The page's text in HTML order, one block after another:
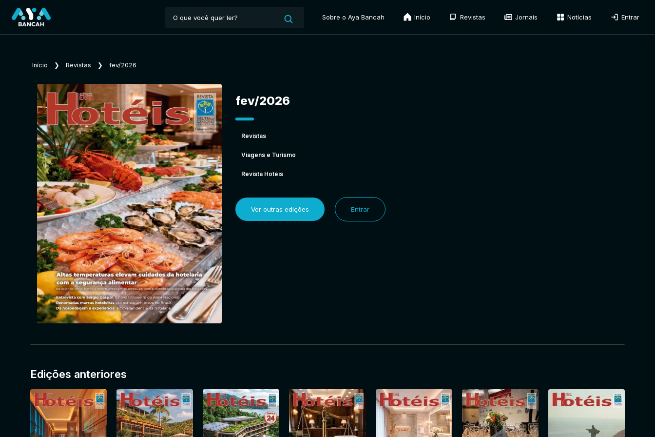
Sobre o Aya Bancah Início Revistas Jornais Notícias Entrar
Início ❯ Revistas ❯ fev/2026
fev/2026
Revistas
Viagens e Turismo
Revista Hotéis
Ver outras edições Entrar
Edições anteriores